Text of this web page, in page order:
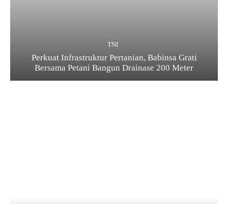
TNI
Perkuat Infrastruktur Pertanian, Babinsa Grati
Bersama Petani Bangun Drainase 200 Meter